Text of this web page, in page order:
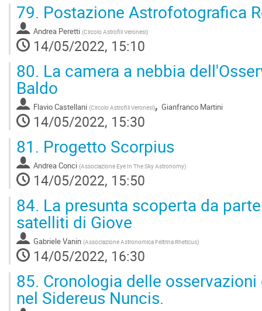
79. Postazione Astrofotografica
Andrea Peretti (Circolo Astrofili Veronesi)
14/05/2022, 15:10
80. La camera a nebbia
Baldo
Flavio Castellani (Circolo Astrofili Veronesi), Gianfranco Martini
14/05/2022, 15:30
81. Progetto Scorpius
Andrea Conci (Associazione Eye In The Sky Astronomy)
14/05/2022, 15:50
84. La presunta scoperta da
satelliti di Giove
Gabriele Vanin (Associazione Astronomica Feltrina Rheticus)
14/05/2022, 16:30
85. Cronologia delle
nel Sidereus Nuncis.